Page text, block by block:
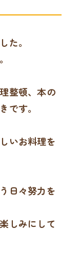
た。
整頓、本の
です。
いお料理を
日々努力を
しみにして